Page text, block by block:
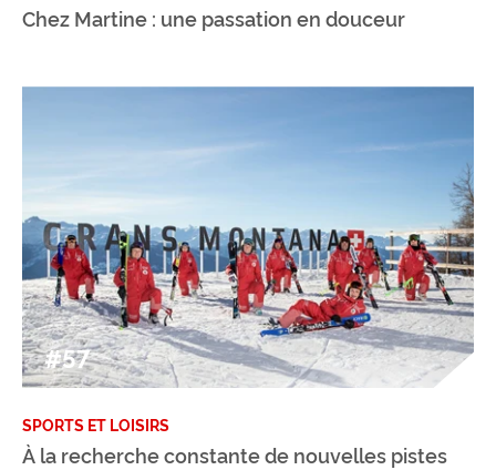
Chez Martine : une passation en douceur
#57
SPORTS ET LOISIRS
À la recherche constante de nouvelles pistes